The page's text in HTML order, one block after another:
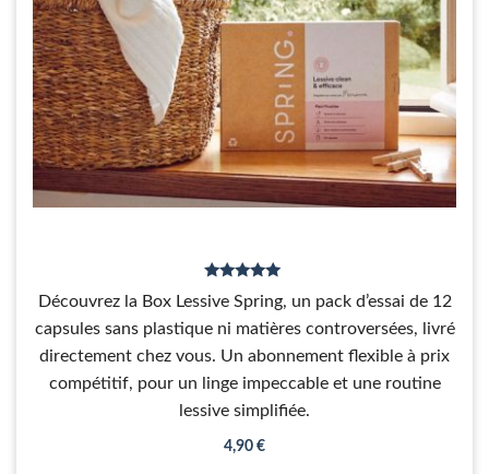
sur 5
Découvrez la Box Lessive Spring, un pack d’essai de 12
capsules sans plastique ni matières controversées, livré
directement chez vous. Un abonnement flexible à prix
compétitif, pour un linge impeccable et une routine
lessive simplifiée.
4,90 €